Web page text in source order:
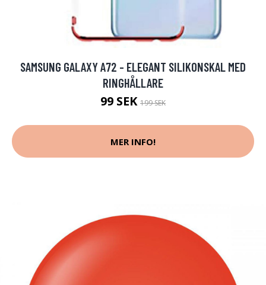
SAMSUNG GALAXY A72 - ELEGANT SILIKONSKAL MED
RINGHÅLLARE
99 SEK 199 SEK
MER INFO!